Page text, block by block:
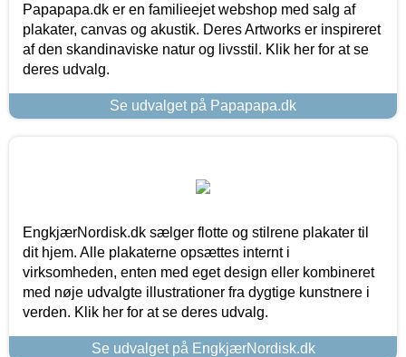
Papapapa.dk er en familieejet webshop med salg af
plakater, canvas og akustik. Deres Artworks er inspireret
af den skandinaviske natur og livsstil. Klik her for at se
deres udvalg.
Se udvalget på Papapapa.dk
EngkjærNordisk.dk sælger flotte og stilrene plakater til
dit hjem. Alle plakaterne opsættes internt i
virksomheden, enten med eget design eller kombineret
med nøje udvalgte illustrationer fra dygtige kunstnere i
verden. Klik her for at se deres udvalg.
Se udvalget på EngkjærNordisk.dk